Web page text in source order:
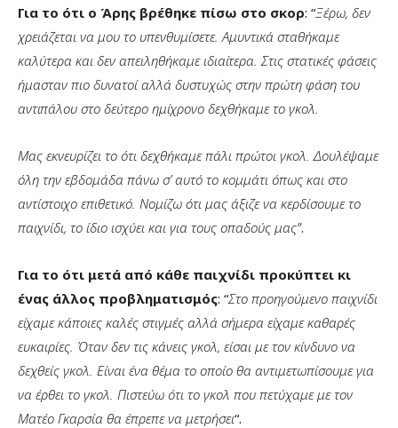
Για το ότι ο Άρης βρέθηκε πίσω στο σκορ: “Ξέρω, δεν
χρειάζεται να μου το υπενθυμίσετε. Αμυντικά σταθήκαμε
καλύτερα και δεν απειληθήκαμε ιδιαίτερα. Στις στατικές φάσεις
ήμασταν πιο δυνατοί αλλά δυστυχώς στην πρώτη φάση του
αντιπάλου στο δεύτερο ημίχρονο δεχθήκαμε το γκολ.
Μας εκνευρίζει το ότι δεχθήκαμε πάλι πρώτοι γκολ. Δουλέψαμε
όλη την εβδομάδα πάνω σ’ αυτό το κομμάτι όπως και στο
αντίστοιχο επιθετικό. Νομίζω ότι μας άξιζε να κερδίσουμε το
παιχνίδι, το ίδιο ισχύει και για τους οπαδούς μας”.
Για το ότι μετά από κάθε παιχνίδι προκύπτει κι
ένας άλλος προβληματισμός: “Στο προηγούμενο παιχνίδι
είχαμε κάποιες καλές στιγμές αλλά σήμερα είχαμε καθαρές
ευκαιρίες. Όταν δεν τις κάνεις γκολ, είσαι με τον κίνδυνο να
δεχθείς γκολ. Είναι ένα θέμα το οποίο θα αντιμετωπίσουμε για
να έρθει το γκολ. Πιστεύω ότι το γκολ που πετύχαμε με τον
Ματέο Γκαρσία θα έπρεπε να μετρήσει“.